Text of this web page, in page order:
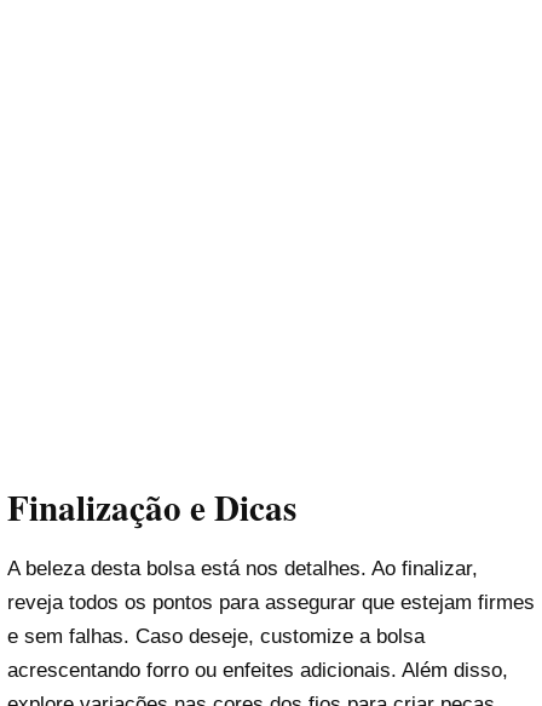
Finalização e Dicas
A beleza desta bolsa está nos detalhes. Ao finalizar,
reveja todos os pontos para assegurar que estejam firmes
e sem falhas. Caso deseje, customize a bolsa
acrescentando forro ou enfeites adicionais. Além disso,